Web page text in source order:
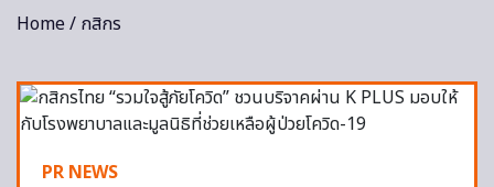
Home/ กสิกร
PR NEWS